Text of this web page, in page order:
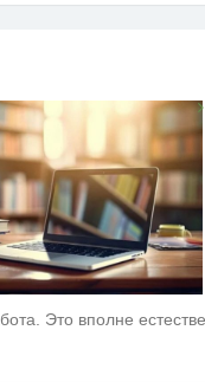
Это вполне
i
пару секунд, но